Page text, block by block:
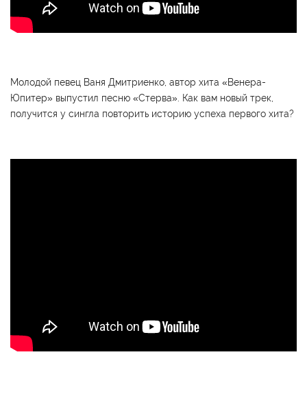
Молодой певец Ваня Дмитриенко, автор хита «Венера-
Юпитер» выпустил песню «Стерва». Как вам новый трек,
получится у сингла повторить историю успеха первого хита?